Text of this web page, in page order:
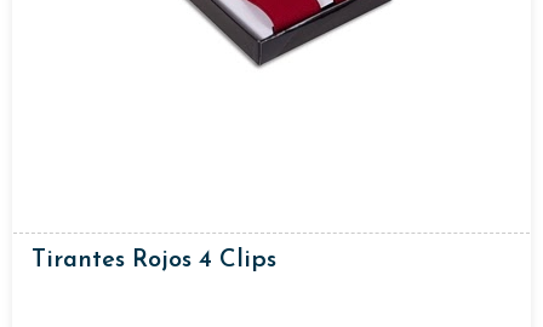
Tirantes Rojos 4 Clips